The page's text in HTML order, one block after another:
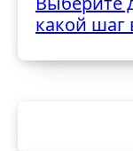
какой шаг